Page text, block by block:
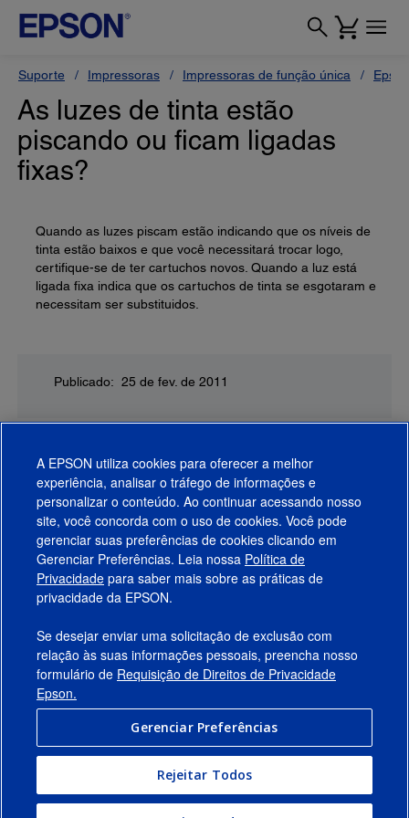
Suporte Impressoras Impressoras de função única
As luzes de tinta estão
piscando ou ficam ligadas
fixas?
Quando as luzes piscam estão indicando que os níveis de
tinta estão baixos e que você necessitará trocar logo,
certifique-se de ter cartuchos novos. Quando a luz está
ligada fixa indica que os cartuchos de tinta se esgotaram e
necessitam ser substituidos.
Publicado: 25 de fev. de 2011
Produtos
Suporte
Links Sugeridos
Empresa
Conecte-se com a Epson
Termos de Uso
A EPSON utiliza cookies para oferecer a melhor
experiência, analisar o tráfego de informações e
personalizar o conteúdo. Ao continuar acessando nosso
site, você concorda com o uso de cookies. Você pode
gerenciar suas preferências de cookies clicando em
Gerenciar Preferências. Leia nossa Política de
Privacidade para saber mais sobre as práticas de
privacidade da EPSON.
Se desejar enviar uma solicitação de exclusão com
relação às suas informações pessoais, preencha nosso
formulário de Requisição de Direitos de Privacidade
Epson.
Gerenciar Preferências
Rejeitar Todos